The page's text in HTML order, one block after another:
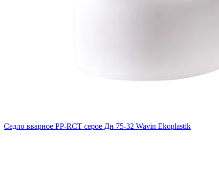
Седло вварное PP-RCT серое Дн 75-32 Wavin Ekoplastik